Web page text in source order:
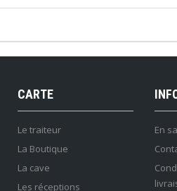
CARTE
Le traiteur
La Boutique
La cave
Les réceptions
En